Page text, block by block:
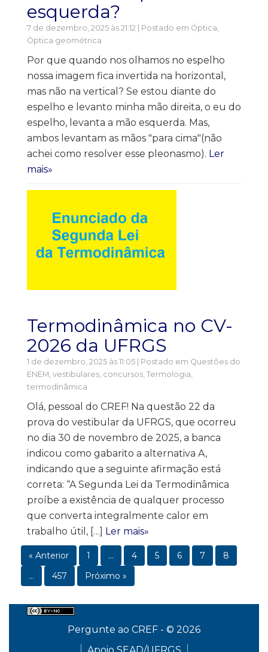
esquerda?
7 de dezembro, 2025 às 21:12 | Postado em Óptica
Óptica geométrica
Por que quando nos olhamos no espelho
nossa imagem fica invertida na horizontal,
mas não na vertical? Se estou diante do
espelho e levanto minha mão direita, o eu do
espelho, levanta a mão esquerda. Mas,
ambos levantam as mãos "para cima"(não
achei como resolver esse pleonasmo). Ler
mais»
Termodinâmica no CV-
2026 da UFRGS
1 de dezembro, 2025 às 11:05 | Postado em Questões do
ENEM, vestibulares, concursos Termologia,
termodinâmica
Olá, pessoal do CREF! Na questão 22 da
prova do vestibular da UFRGS, que ocorreu
no dia 30 de novembro de 2025, a banca
indicou como gabarito a alternativa A,
indicando que a seguinte afirmação está
correta: “A Segunda Lei da Termodinâmica
proíbe a existência de qualquer processo
que converta integralmente calor em
trabalho útil, […] Ler mais»
« Anterior 1 … 4 5 6 7
8
…
457 Próximo »
Pergunte ao CREF - © 2026